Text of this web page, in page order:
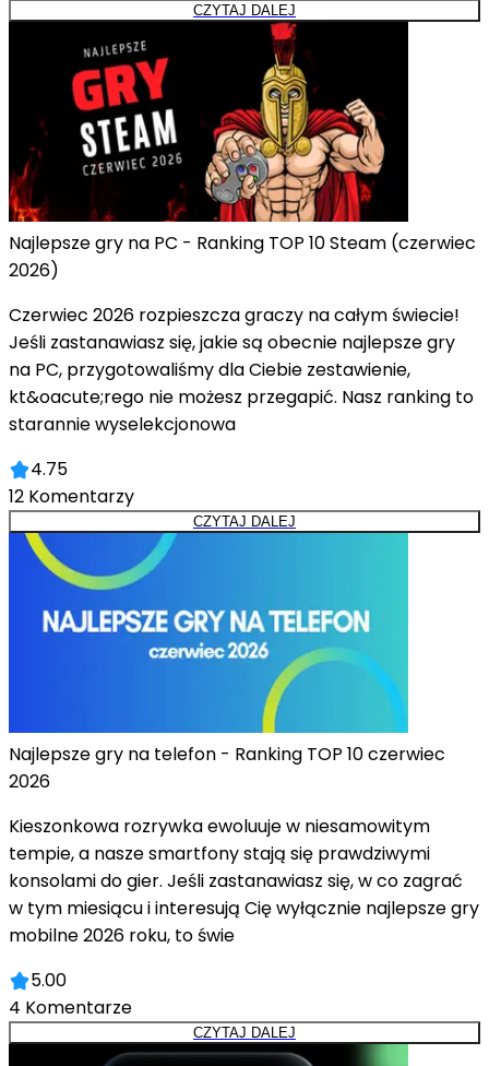
CZYTAJ DALEJ
Najlepsze gry na PC - Ranking TOP 10 Steam (czerwiec
2026)
Czerwiec 2026 rozpieszcza graczy na całym świecie!
Jeśli zastanawiasz się, jakie są obecnie najlepsze gry
na PC, przygotowaliśmy dla Ciebie zestawienie,
kt&oacute;rego nie możesz przegapić. Nasz ranking to
starannie wyselekcjonowa
4.75
12 Komentarzy
CZYTAJ DALEJ
Najlepsze gry na telefon - Ranking TOP 10 czerwiec
2026
Kieszonkowa rozrywka ewoluuje w niesamowitym
tempie, a nasze smartfony stają się prawdziwymi
konsolami do gier. Jeśli zastanawiasz się, w co zagrać
w tym miesiącu i interesują Cię wyłącznie najlepsze gry
mobilne 2026 roku, to świe
5.00
4 Komentarze
CZYTAJ DALEJ